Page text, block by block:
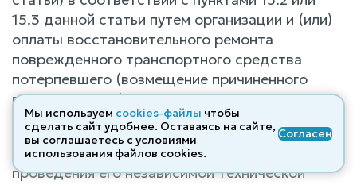
15.3 данной статьи путем организации и (или)
оплаты восстановительного ремонта
поврежденного транспортного средства
потерпевшего (возмещение причиненного
вреда в натуре).
Страховщик после осмотра поврежденного
транспортного средства потерпевшего и (или)
проведения его независимой технической
Мы используем cookies-файлы чтобы
сделать сайт удобнее. Оставаясь на сайте,
вы соглашаетесь с условиями
использования файлов cооkies.
Согласен